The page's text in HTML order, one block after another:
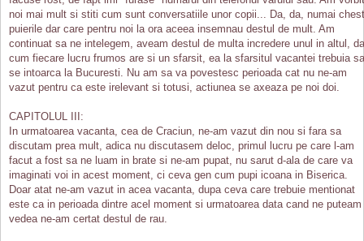
noi mai mult si stiti cum sunt conversatiile unor copii... Da, da, numai
puierile dar care pentru noi la ora aceea insemnau destul de mult. Am
continuat sa ne intelegem, aveam destul de multa incredere unul in altul,
cum fiecare lucru frumos are si un sfarsit, ea la sfarsitul vacantei trebuia sa
se intoarca la Bucuresti. Nu am sa va povestesc perioada cat nu ne-am
vazut pentru ca este irelevant si totusi, actiunea se axeaza pe noi doi.
CAPITOLUL III:
In urmatoarea vacanta, cea de Craciun, ne-am vazut din nou si fara sa
discutam prea mult, adica nu discutasem deloc, primul lucru pe care l-am
facut a fost sa ne luam in brate si ne-am pupat, nu sarut d-ala de care va
imaginati voi in acest moment, ci ceva gen cum pupi icoana in Biserica.
Doar atat ne-am vazut in acea vacanta, dupa ceva care trebuie mentionat
este ca in perioada dintre acel moment si urmatoarea data cand ne puteam
vedea ne-am certat destul de rau.